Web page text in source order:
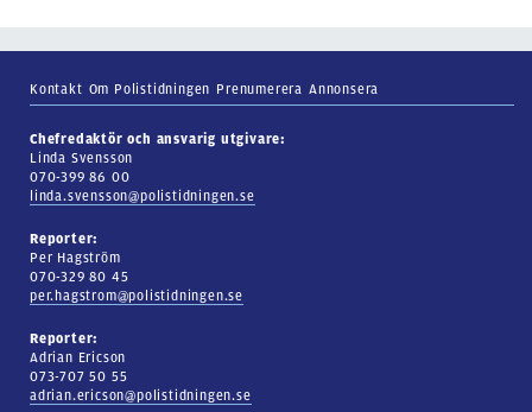
Kontakt Om Polistidningen Prenumerera Annonsera
Chefredaktör och ansvarig utgivare:
Linda Svensson
070-399 86 00
linda.svensson@polistidningen.se
Reporter:
Per Hagström
070-329 80 45
per.hagstrom@polistidningen.se
Reporter:
Adrian Ericson
073-707 50 55
adrian.ericson@polistidningen.se